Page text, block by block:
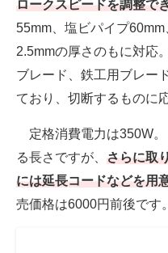
ロークスピードを調整で
55mm、塩ビパイプ
2.5mmの厚さのもに対応
ブレード、鉄工用ブレー
ており、切断するものに
定格消費電力は350W。
る長さですが、 さらに取
には延長コードなどを用
売価格は6000円前後です。